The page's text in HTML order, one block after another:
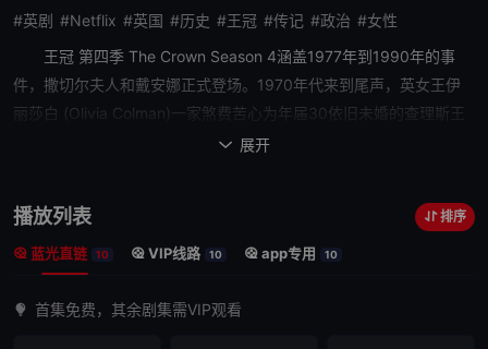
#英剧 #Netflix #英国 #历史 #王冠 #传记 #政治 #女性
王冠 第四季 The Crown Season 4涵盖1977年到1990年的事
件，撒切尔夫人和戴安娜正式登场。1970年代来到尾声，英女王伊
丽莎白 (Olivia Colman)一家煞费苦心为年届30依旧未婚的查理斯王
子 (Josh O’Connor)寻找一位得体的新娘，以确保王位后继有人；英
争，继而引起英联邦之间的纷争，她和英女王的关系势如水火。此时
查理斯王子与青春正盛的戴安娜
·斯宾塞女爵 (Emma Corrin)童话般的
内，整个王室却日趋决裂。
 展开
播放列表 排序
蓝光直链 10 VIP线路 10 app专用 10
首集免费，其余剧集需VIP观看